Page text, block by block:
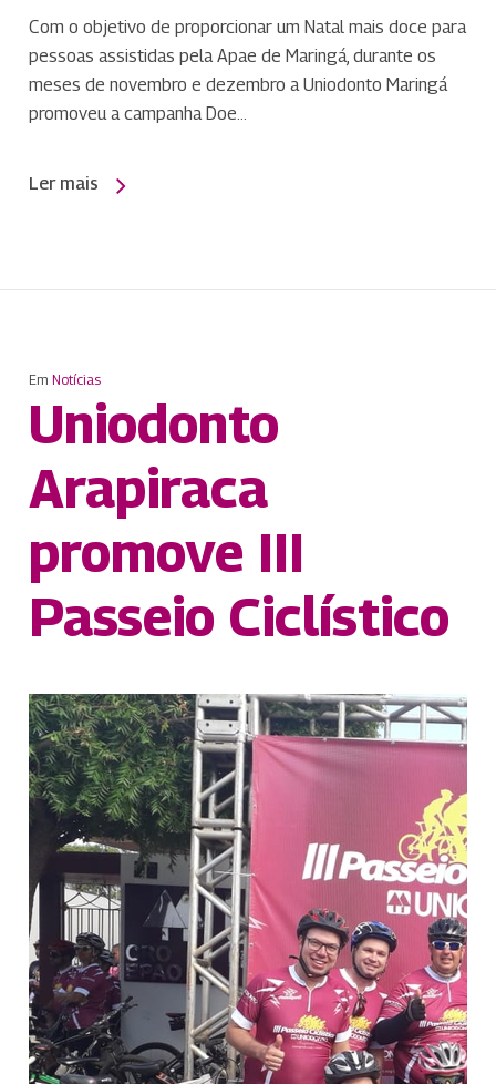
Com o objetivo de proporcionar um Natal mais doce para
pessoas assistidas pela Apae de Maringá, durante os
meses de novembro e dezembro a Uniodonto Maringá
promoveu a campanha Doe…
Ler mais
Em Notícias
Uniodonto
Arapiraca
promove III
Passeio Ciclístico